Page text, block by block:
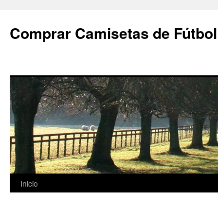
Comprar Camisetas de
Saltar
Inicio